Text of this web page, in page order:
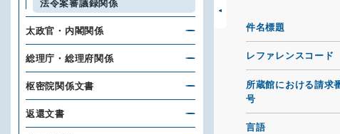
件名標題
レファレンスコード
所蔵館における請求
号
言語
法令案審議録関係
太政官・内閣関係
総理庁・総理府関係
枢密院関係文書
返還文書